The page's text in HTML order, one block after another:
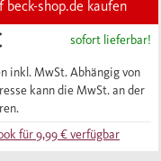
beck-shop.de kaufen
sofort lieferbar!
inkl. MwSt. Abhängig von
kann die MwSt. an der
für9,99 €verfügbar